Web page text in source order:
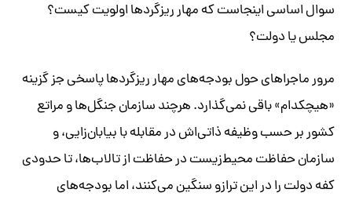
سوال اساسی اینجاست که مهار ریزگردها اولویت کیست؟
مجلس یا دولت؟
مرور ماجراهای حول بودجه‌های مهار ریزگردها پاسخی جز گزینه
«هیچکدام» باقی نمی‌گذارد. هرچند سازمان جنگل‌ها و مراتع
کشور بر حسب وظیفه ذاتی‌اش در مقابله با بیابان‌زایی، و
سازمان حفاظت محیط‌زیست در حفاظت از تالاب‌ها، تا حدودی
کفه دولت را در این ترازو سنگین‌ می‌کنند، اما بودجه‌های